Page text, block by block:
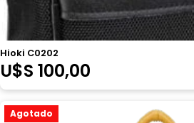
Hioki C0202
U$S 100,00
Agotado